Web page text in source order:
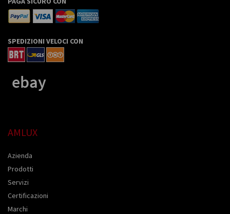
SPEDIZIONI VELOCI CON
AMLUX
Azienda
Prodotti
Servizi
Certificazioni
Marchi